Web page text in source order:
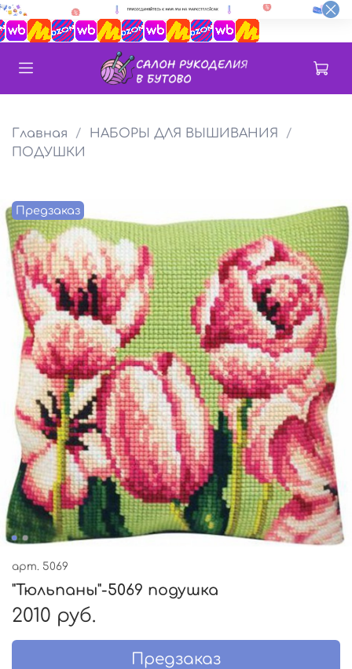
Главная
НАБОРЫ ДЛЯ ВЫШИВАНИЯ
ПОДУШКИ
Предзаказ
арт. 5069
"Тюльпаны"-5069 подушка
2010 руб.
Предзаказ